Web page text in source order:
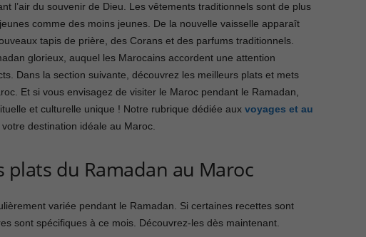
l’air du souvenir de Dieu. Les vêtements traditionnels sont de plus
comme des moins jeunes. De la nouvelle vaisselle apparaît
tapis de prière, des Corans et des parfums traditionnels.
glorieux, auquel les Marocains accordent une attention
Dans la section suivante, découvrez les meilleurs plats et mets
Et si vous envisagez de visiter le Maroc pendant le Ramadan,
et culturelle unique ! Notre rubrique dédiée aux voyages et au
destination idéale au Maroc.
plats du Ramadan au Maroc
variée pendant le Ramadan. Si certaines recettes sont
sont spécifiques à ce mois. Découvrez-les dès maintenant.